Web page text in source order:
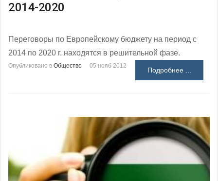
2014-2020
Переговоры по Европейскому бюджету на период с
2014 по 2020 г. находятся в решительной фазе.
Опубликовано в Общество 05 нояб 2012
Подробнее ...